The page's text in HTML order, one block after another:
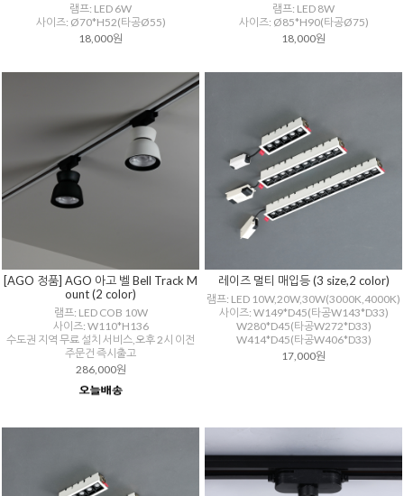
램프: LED 6W
사이즈: Ø70*H52(타공Ø55)
18,000원
램프: LED 8W
사이즈: Ø85*H90(타공Ø75)
18,000원
[AGO 정품] AGO 아고 벨 Bell Track M
ount (2 color)
램프: LED COB 10W
사이즈: W110*H136
수도권 지역 무료 설치 서비스,오후 2시 이전
주문건 즉시출고
286,000원
레이즈 멀티 매입등 (3 size,2 color)
램프: LED 10W,20W,30W(3000K,4000K)
사이즈: W149*D45(타공W143*D33)
W280*D45(타공W272*D33)
W414*D45(타공W406*D33)
17,000원